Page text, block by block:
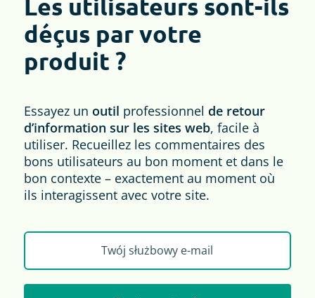
Les utilisateurs sont-ils
déçus par votre
produit ?
Essayez un outil professionnel de retour
d’information sur les sites web, facile à
utiliser. Recueillez les commentaires des
bons utilisateurs au bon moment et dans le
bon contexte – exactement au moment où
ils interagissent avec votre site.